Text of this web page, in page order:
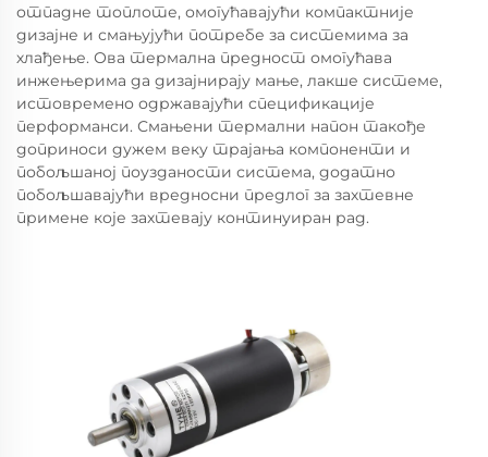
отпадне топлоте, омогућавајући компактније
дизајне и смањујући потребе за системима за
хлађење. Ова термална предност омогућава
инжењерима да дизајнирају мање, лакше системе,
истовремено одржавајући спецификације
перформанси. Смањени термални напон такође
доприноси дужем веку трајања компоненти и
побољшаној поузданости система, додатно
побољшавајући вредносни предлог за захтевне
примене које захтевају континуиран рад.